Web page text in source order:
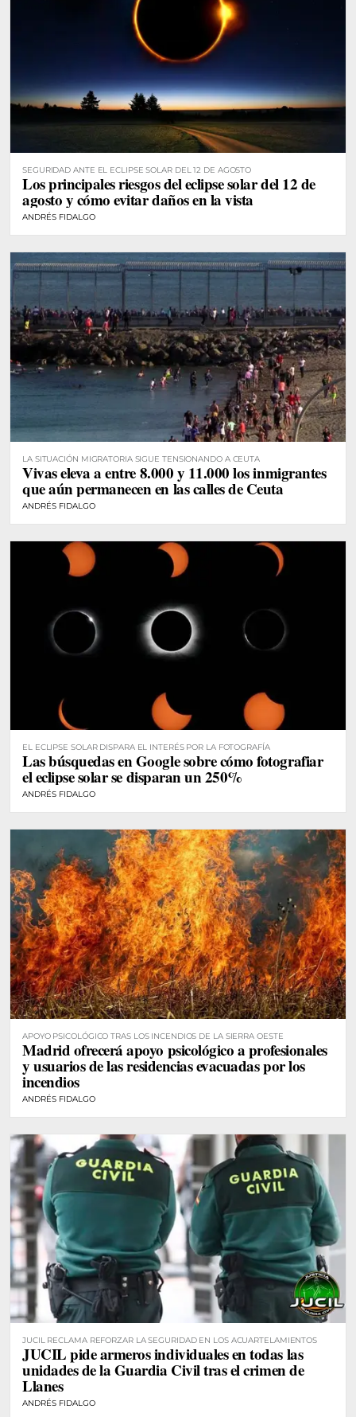
SEGURIDAD ANTE EL ECLIPSE SOLAR DEL 12 DE AGOSTO
Los principales riesgos del eclipse solar del 12 de
agosto y cómo evitar daños en la vista
ANDRÉS FIDALGO
LA SITUACIÓN MIGRATORIA SIGUE TENSIONANDO A CEUTA
Vivas eleva a entre 8.000 y 11.000 los inmigrantes
que aún permanecen en las calles de Ceuta
ANDRÉS FIDALGO
EL ECLIPSE SOLAR DISPARA EL INTERÉS POR LA FOTOGRAFÍA
Las búsquedas en Google sobre cómo fotografiar
el eclipse solar se disparan un 250%
ANDRÉS FIDALGO
APOYO PSICOLÓGICO TRAS LOS INCENDIOS DE LA SIERRA OESTE
Madrid ofrecerá apoyo psicológico a profesionales
y usuarios de las residencias evacuadas por los
incendios
ANDRÉS FIDALGO
JUCIL RECLAMA REFORZAR LA SEGURIDAD EN LOS ACUARTELAMIENTOS
JUCIL pide armeros individuales en todas las
unidades de la Guardia Civil tras el crimen de
Llanes
ANDRÉS FIDALGO